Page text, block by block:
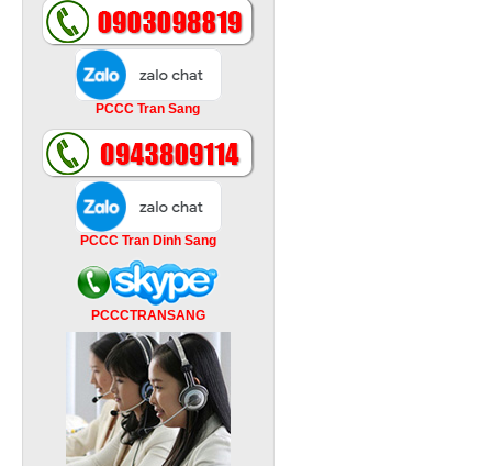
PCCC Tran Sang
PCCC Tran Dinh Sang
PCCCTRANSANG